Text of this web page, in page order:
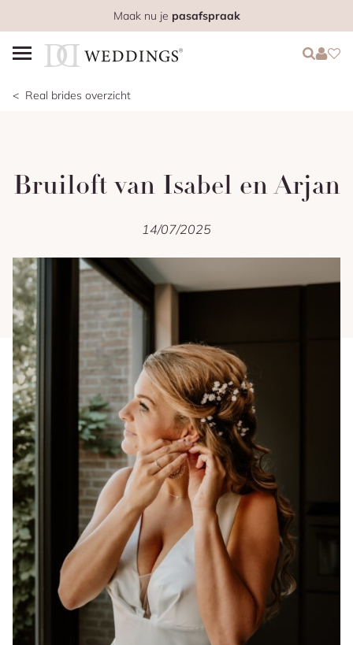
Maak nu je pasafspraak
Login
Login
Real brides overzicht
Bruiloft van Isabel en Arjan
14/07/2025